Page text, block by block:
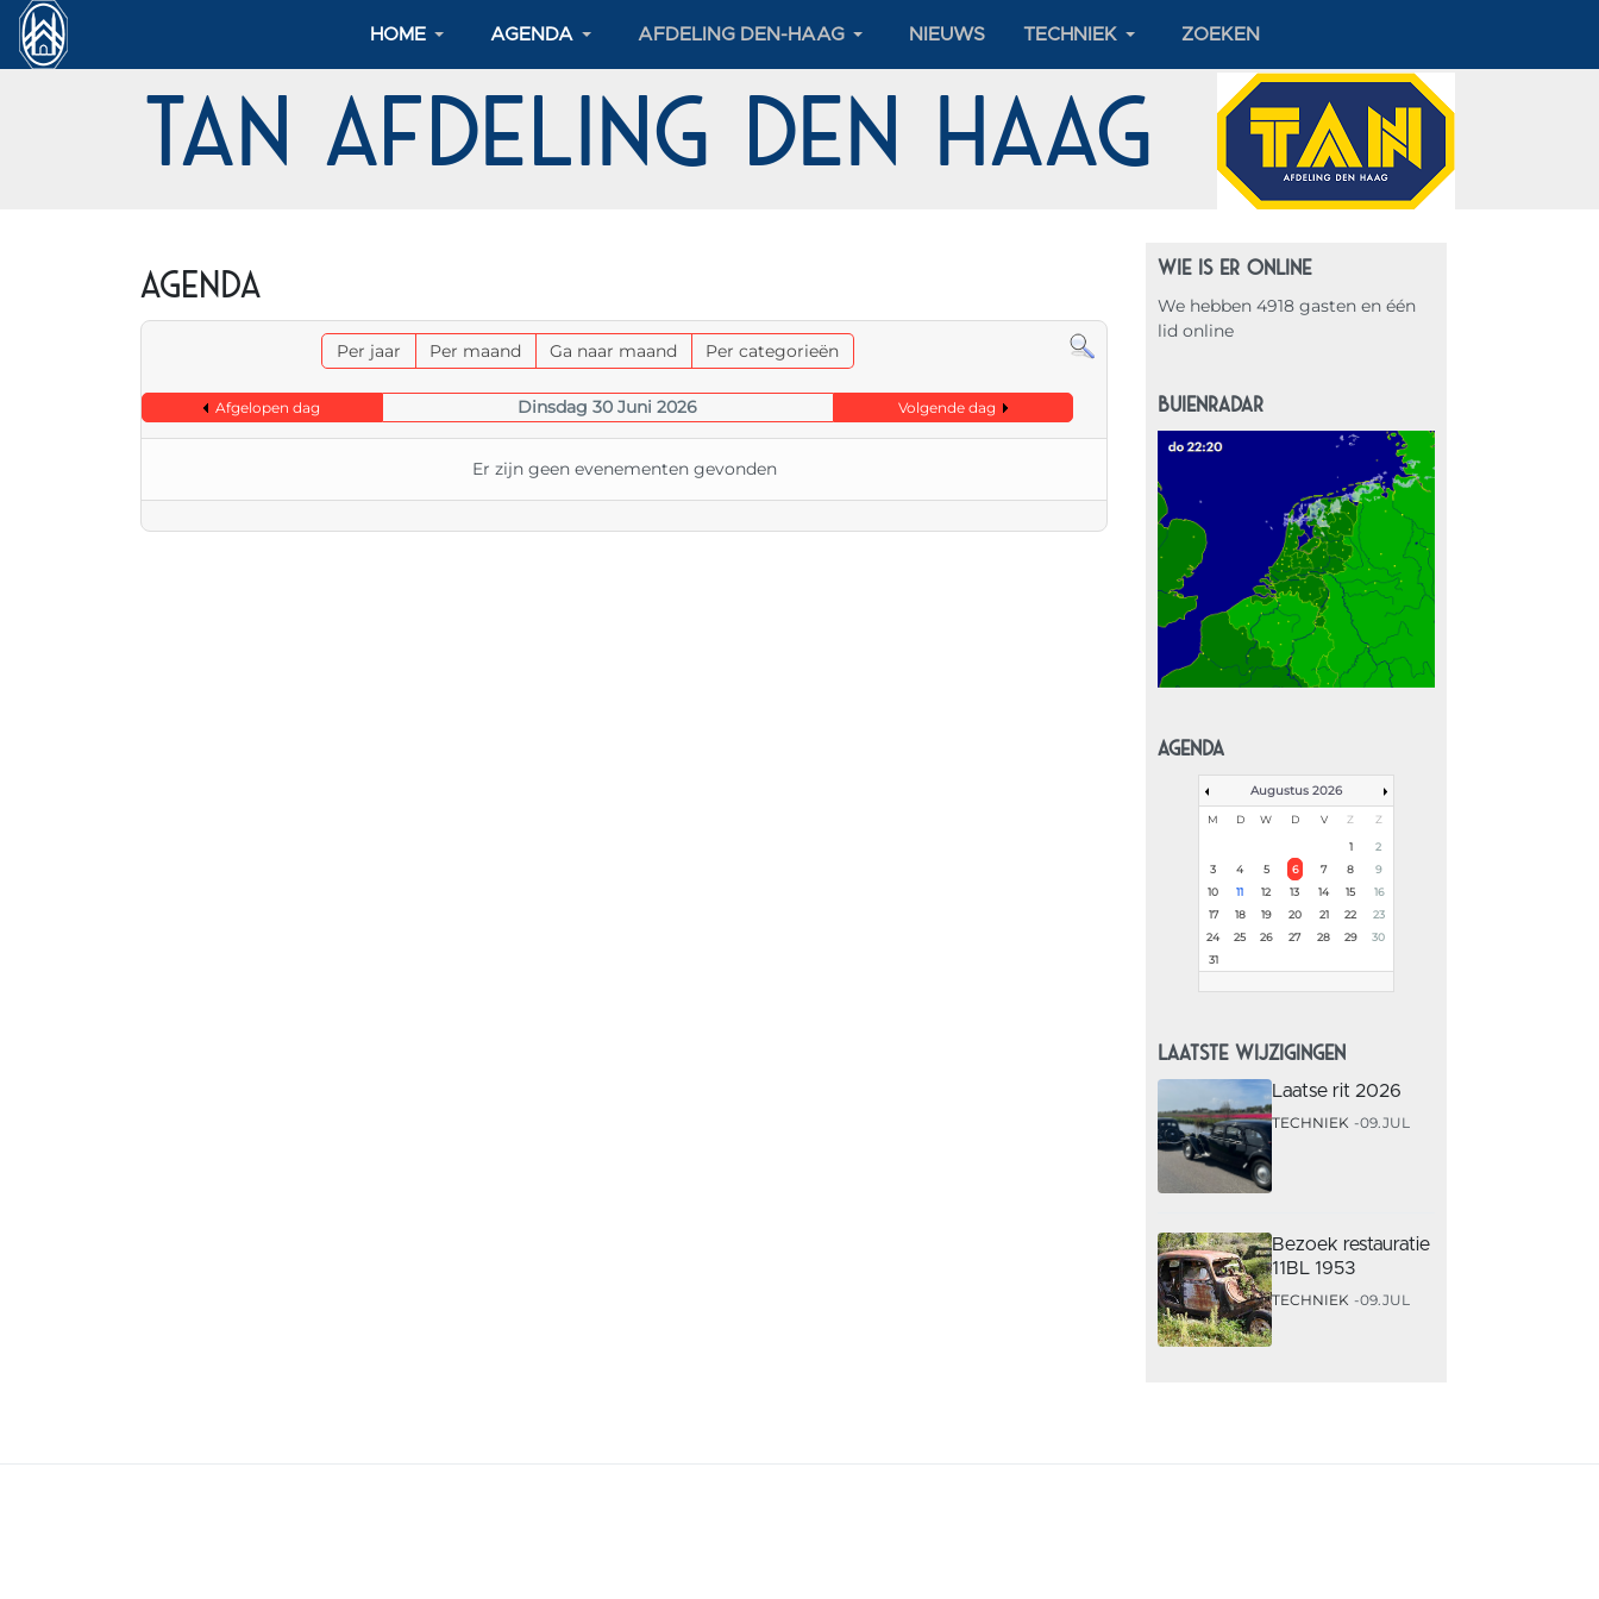
HOME AGENDA AFDELING DEN-HAAG NIEUWS TECHNIEK ZOEKEN
TAN Afdeling Den Haag
Agenda
Per jaar Per maand Ga naar maand Per categorieën
Afgelopen dag Dinsdag 30 Juni 2026 Volgende dag
Er zijn geen evenementen gevonden
WIE IS ER ONLINE
We hebben 4918 gasten en één
lid online
BUIENRADAR
AGENDA
Augustus 2026
M D W D V Z Z
1
2
3
4 5 6 7 8
9
10
11 12 13 14 15
16
17
18 19 20 21 22
23
24
25 26 27 28 29
30
31
LAATSTE WIJZIGINGEN
Laatse rit 2026
TECHNIEK 09.JUL
Bezoek restauratie
11BL 1953
TECHNIEK 09.JUL